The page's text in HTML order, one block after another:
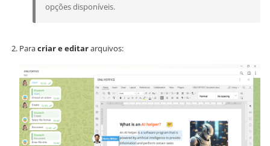
opções disponíveis.
Paracriar e editararquivos: